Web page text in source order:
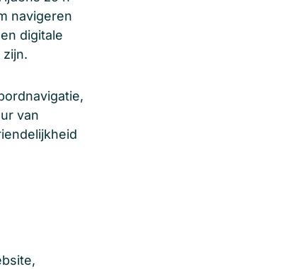
navigeren
digitale
van